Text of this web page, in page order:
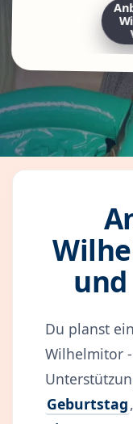
Du planst
Wilhelmitor
Geburtstag